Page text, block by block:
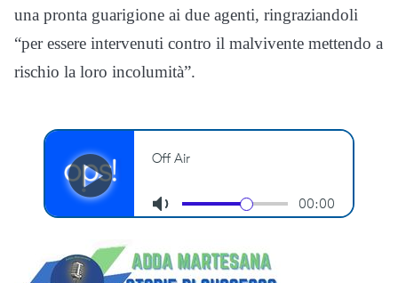
una pronta guarigione ai due agenti, ringraziandoli
“per essere intervenuti contro il malvivente mettendo a
rischio la loro incolumità”.